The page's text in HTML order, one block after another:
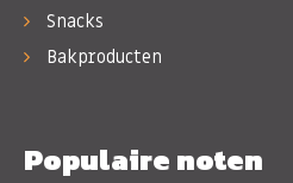
Snacks
Bakproducten
Populaire noten